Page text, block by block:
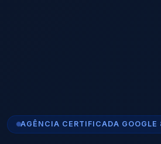
AGÊNCIA CERTIFICADA GOOGLE